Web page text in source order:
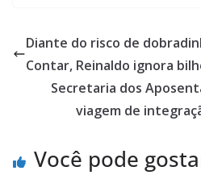
Diante do risco de
Contar, Reinaldo ignora
Secretaria dos
viagem de
Você pode